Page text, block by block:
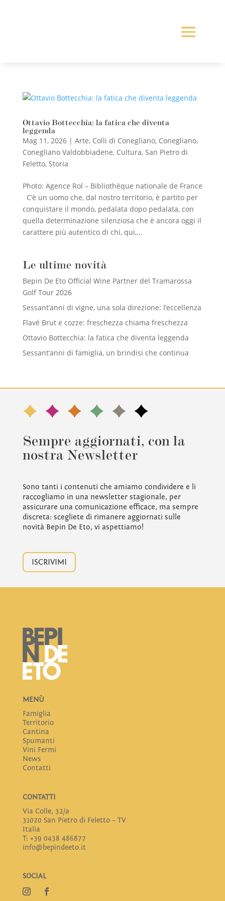
Ottavio Bottecchia: la fatica che diventa
leggenda
Mag 11, 2026| Arte, Colli di Conegliano, Conegliano,
Conegliano Valdobbiadene, Cultura, San Pietro di
Feletto, Storia
Photo: Agence Rol – Bibliothèque nationale de France
C’è un uomo che, dal nostro territorio, è partito per
conquistare il mondo, pedalata dopo pedalata, con
quella determinazione silenziosa che è ancora oggi il
carattere più autentico di chi, qui,...
Le ultime novità
Bepin De Eto Official Wine Partner del Tramarossa
Golf Tour 2026
Sessant’anni di vigne, una sola direzione: l’eccellenza
Flavé Brut e cozze: freschezza chiama freschezza
Ottavio Bottecchia: la fatica che diventa leggenda
Sessant’anni di famiglia, un brindisi che continua
Sempre aggiornati, con la
nostra Newsletter
Sono tanti i contenuti che amiamo condividere e li
raccogliamo in una newsletter stagionale, per
assicurare una comunicazione efficace, ma sempre
discreta: scegliete di rimanere aggiornati sulle
novità Bepin De Eto, vi aspettiamo!
ISCRIVIMI
MENÙ
Famiglia
Territorio
Cantina
Spumanti
Vini Fermi
News
Contatti
CONTATTI
Via Colle, 32/a
31020 San Pietro di Feletto – TV
Italia
T: +39 0438 486877
info@bepindeeto.it
SOCIAL